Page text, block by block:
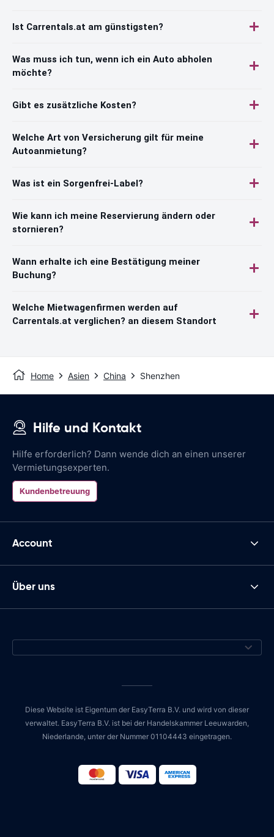
Ist Carrentals.at am günstigsten?
Was muss ich tun, wenn ich ein Auto abholen
möchte?
Gibt es zusätzliche Kosten?
Welche Art von Versicherung gilt für meine
Autoanmietung?
Was ist ein Sorgenfrei-Label?
Wie kann ich meine Reservierung ändern oder
stornieren?
Wann erhalte ich eine Bestätigung meiner
Buchung?
Welche Mietwagenfirmen werden auf
Carrentals.at verglichen? an diesem Standort
Home Asien China Shenzhen
Hilfe und Kontakt
Hilfe erforderlich? Dann wende dich an einen unserer
Vermietungsexperten.
Kundenbetreuung
Account
Über uns
Diese Website ist Eigentum der EasyTerra B.V. und wird von dieser
verwaltet. EasyTerra B.V. ist bei der Handelskammer Leeuwarden,
Niederlande, unter der Nummer 01104443 eingetragen.